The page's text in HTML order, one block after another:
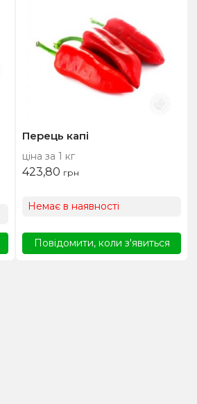
Перець капі
ціна за 1 кг
423,80 грн
Немає в наявності
Повідомити, коли з'явиться